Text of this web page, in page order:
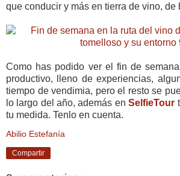
que conducir y más en tierra de vino, de
Como has podido ver el fin de
productivo, lleno de experiencias,
tiempo de vendimia, pero el resto se
lo largo del año, además enSelfieTour
tu medida. Tenlo en cuenta.
Abilio Estefanía
Compartir